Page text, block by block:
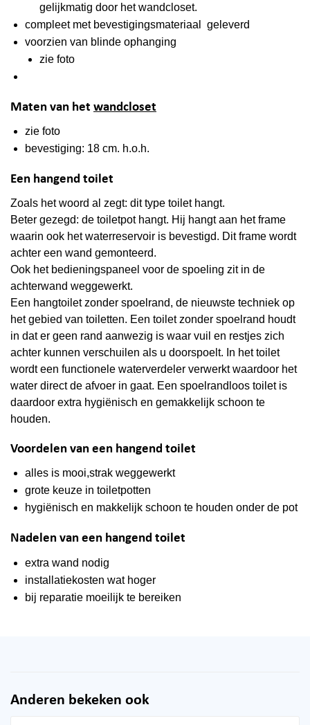
gelijkmatig door het wandcloset.
compleet met bevestigingsmateriaal geleverd
voorzien van blinde ophanging
zie foto
Maten van het wandcloset
zie foto
bevestiging: 18 cm. h.o.h.
Een hangend toilet
Zoals het woord al zegt: dit type toilet hangt.
Beter gezegd: de toiletpot hangt. Hij hangt aan het frame
waarin ook het waterreservoir is bevestigd. Dit frame wordt
achter een wand gemonteerd.
Ook het bedieningspaneel voor de spoeling zit in de
achterwand weggewerkt.
Een hangtoilet zonder spoelrand, de nieuwste techniek op
het gebied van toiletten. Een toilet zonder spoelrand houdt
in dat er geen rand aanwezig is waar vuil en restjes zich
achter kunnen verschuilen als u doorspoelt. In het toilet
wordt een functionele waterverdeler verwerkt waardoor het
water direct de afvoer in gaat. Een spoelrandloos toilet is
daardoor extra hygiënisch en gemakkelijk schoon te
houden.
Voordelen van een hangend toilet
alles is mooi,strak weggewerkt
grote keuze in toiletpotten
hygiënisch en makkelijk schoon te houden onder de pot
Nadelen van een hangend toilet
extra wand nodig
installatiekosten wat hoger
bij reparatie moeilijk te bereiken
Anderen bekeken ook